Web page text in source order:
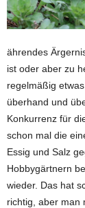
ährendes
ist oder aber zu
regelmäßig
überhand und
Konkurrenz für
schon mal die
Essig und Salz
Hobbygärtnern
wieder. Das hat
richtig, aber man